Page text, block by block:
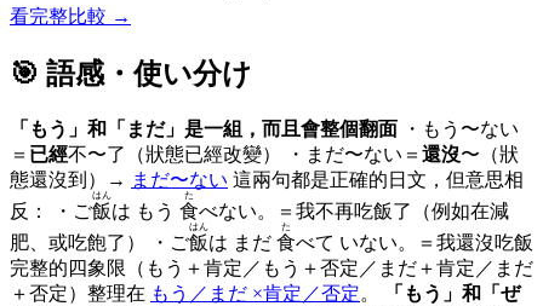
看完整比較 →
🎯 語感・使い分け
「もう」和「まだ」是一組，而且會整個翻面
＝ 已經不〜了（狀態已經改變） ・まだ〜ない＝ 還沒〜（狀
態還沒到）→ まだ〜ない
反： ・ご飯
はん
は もう 食
た
べない。＝我不再吃飯了（例如在減
肥、或吃飽了） ・ご飯
はん
は まだ 食
た
べて いない。＝我還沒吃飯
完整的四象限（もう＋肯定／もう＋否定／まだ＋肯定／まだ
＋否定）整理在 もう／まだ ×肯定／否定。
「もう」和「ぜ